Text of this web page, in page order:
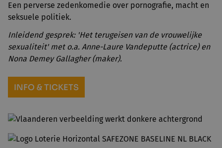
Een perverse zedenkomedie over pornografie, macht en
seksuele politiek.
Inleidend gesprek: 'Het terugeisen van de vrouwelijke
sexualiteit' met o.a. Anne-Laure Vandeputte (actrice) en
Nona Demey Gallagher (maker).
INFO & TICKETS